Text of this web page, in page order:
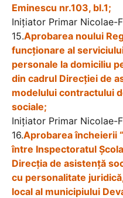
Eminescu nr.103, bl.1;
Iniţiator Primar Nicolae-
15.Aprobarea noului
funcţionare al
personale la domiciliu
din cadrul Direcţiei de
modelului contractului
sociale;
Iniţiator Primar Nicolae-
16.Aprobarea încheierii
între Inspectoratul
Direcția de asistență
cu personalitate
local al municipiului